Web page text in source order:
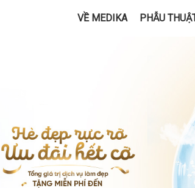
VỀ MEDIKA PHẪU